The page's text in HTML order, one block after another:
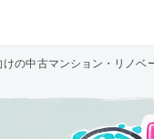
の中古マンション・リノベ